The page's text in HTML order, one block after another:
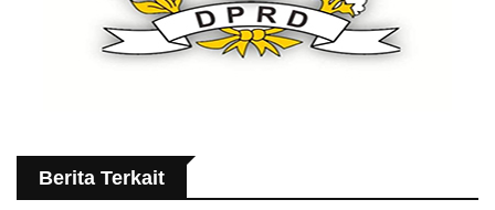
Berita Terkait